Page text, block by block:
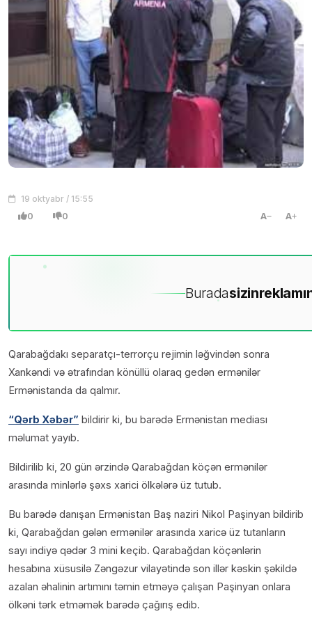
19 oktyabr / 15:55
0 0 A A
Buradasizin
Qarabağdakı separatçı-terrorçu rejimin ləğvindən sonra
Xankəndi və ətrafından könüllü olaraq gedən ermənilər
Ermənistanda da qalmır.
“Qərb Xəbər” bildirir ki, bu barədə Ermənistan mediası
məlumat yayıb.
Bildirilib ki, 20 gün ərzində Qarabağdan köçən ermənilər
arasında minlərlə şəxs xarici ölkələrə üz tutub.
Bu barədə danışan Ermənistan Baş naziri Nikol Paşinyan bildirib
ki, Qarabağdan gələn ermənilər arasında xaricə üz tutanların
sayı indiyə qədər 3 mini keçib. Qarabağdan köçənlərin
hesabına xüsusilə Zəngəzur vilayətində son illər kəskin şəkildə
azalan əhalinin artımını təmin etməyə çalışan Paşinyan onlara
ölkəni tərk etməmək barədə çağırış edib.